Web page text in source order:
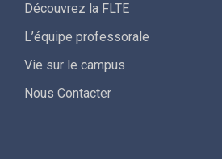
Découvrez la FLTE
L’équipe professorale
Vie sur le campus
Nous Contacter